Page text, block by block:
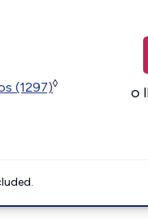
(1297)◊ o